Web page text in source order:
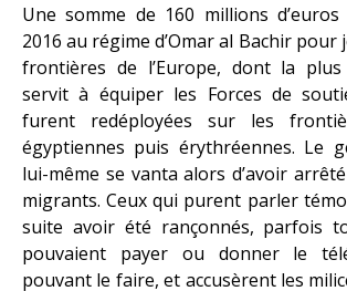
Une somme de 160 millions
2016 au régime d’Omar al Bachir pour
frontières de l’Europe, dont la
servit à équiper les Forces de
furent redéployées sur les
égyptiennes puis érythréennes. Le
lui-même se vanta alors d’avoir
migrants. Ceux qui purent parler
suite avoir été rançonnés, parfois
pouvaient payer ou donner le
pouvant le faire, et accusèrent les